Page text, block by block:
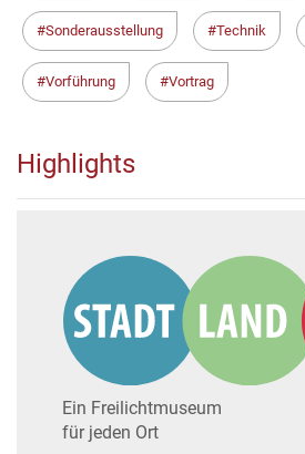
Sonderausstellung Technik
Vorführung Vortrag
Highlights
Ein Freilichtmuseum
für jeden Ort